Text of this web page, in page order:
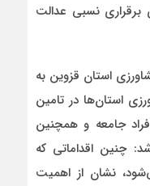
برقراری نسبی عدالت
استان قزوین به
استان‌ها در تامین
جامعه و همچنین
چنین اقداماتی که
نشان از اهمیت